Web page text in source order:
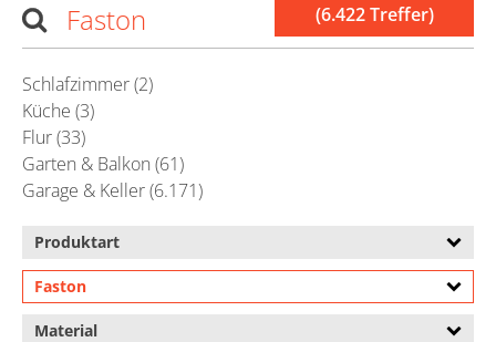
(6.422 Treffer)
Faston
Schlafzimmer (2)
Küche (3)
Flur (33)
Garten & Balkon (61)
Garage & Keller (6.171)
Produktart
Faston
Material